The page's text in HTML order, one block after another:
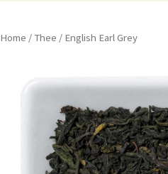
Home / Thee / English Earl Grey